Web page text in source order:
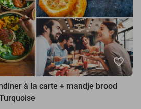
favorite_border
à la carte + mandje brood